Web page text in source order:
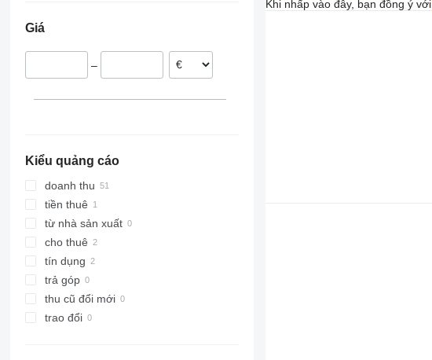
Vương quốc Anh
Pháp
Giá
–
Kiểu quảng cáo
doanh thu
tiền thuê
từ nhà sản xuất
cho thuê
tín dụng
trả góp
thu cũ đổi mới
trao đổi
Khi nhấp vào đây, bạn đồng ý với